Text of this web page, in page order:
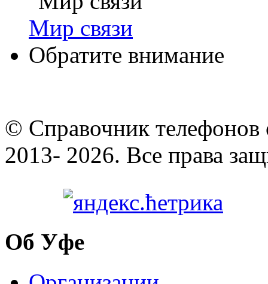
Мир связи
Обратите внимание
© Cправочник телефонов
2013- 2026. Все права
Об Уфе